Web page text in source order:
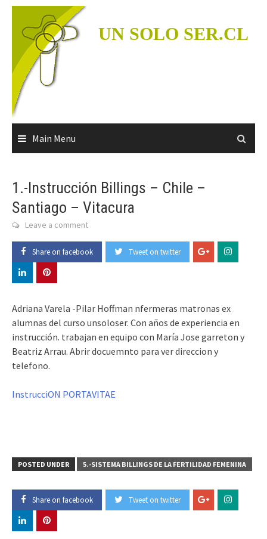
Skip
content
UN SOLO SER.CL
Main Menu
1.-Instrucción Billings – Chile –
Santiago – Vitacura
Leave a comment
Share on facebook Tweet on twitter
Adriana Varela -Pilar Hoffman nfermeras matronas ex
alumnas del curso unsoloser. Con años de experiencia en
instrucción. trabajan en equipo con María Jose garreton y
Beatriz Arrau. Abrir docuemnto para ver direccion y
telefono.
InstrucciON PORTAVITAE
POSTED UNDER 5.-SISTEMA BILLINGS DE LA FERTILIDAD FEMENINA
Share on facebook Tweet on twitter